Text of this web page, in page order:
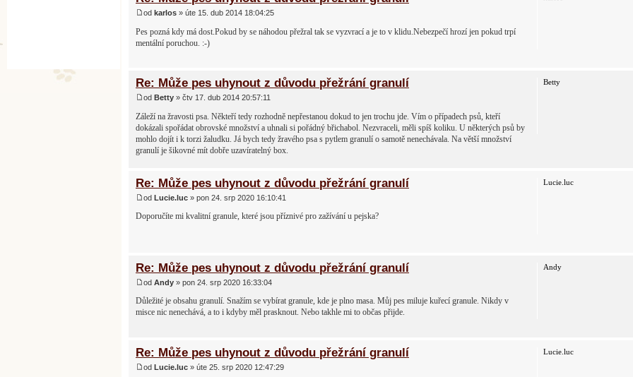
od karlos » úte 15. dub 2014 18:04:25
Pes pozná kdy má dost.Pokud by se náhodou přežral tak se vyzvrací a je to v klidu.Nebezpečí hrozí jen pokud trpí
mentální poruchou. :-)
Re: Může pes uhynout z důvodu přežrání granulí
od Betty » čtv 17. dub 2014 20:57:11
Záleží na žravosti psa. Někteří tedy rozhodně nepřestanou dokud to jen trochu jde. Vím o případech psů, kteří
dokázali spořádat obrovské množství a uhnali si pořádný břichabol. Nezvraceli, měli spíš koliku. U některých psů by
mohlo dojít i k torzi žaludku. Já bych tedy žravého psa s pytlem granulí o samotě nenechávala. Na větší množství
granulí je šikovné mít dobře uzavíratelný box.
Betty
Re: Může pes uhynout z důvodu přežrání granulí
od Lucie.luc » pon 24. srp 2020 16:10:41
Doporučíte mi kvalitní granule, které jsou příznivé pro zažívání u pejska?
Lucie.luc
Re: Může pes uhynout z důvodu přežrání granulí
od Andy » pon 24. srp 2020 16:33:04
Důležité je obsahu granulí. Snažím se vybírat granule, kde je plno masa. Můj pes miluje kuřecí granule. Nikdy v
misce nic nenechává, a to i kdyby měl prasknout. Nebo takhle mi to občas přijde.
Andy
Re: Může pes uhynout z důvodu přežrání granulí
od Lucie.luc » úte 25. srp 2020 12:47:29
Lucie.luc